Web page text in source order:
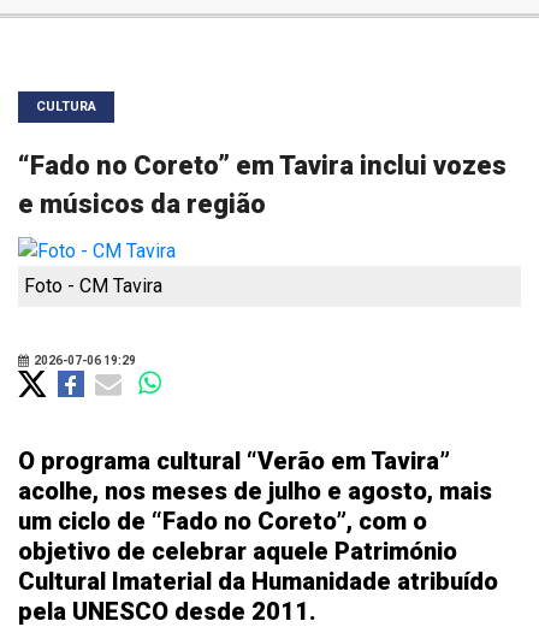
CULTURA
“Fado no Coreto” em Tavira inclui vozes
e músicos da região
Foto - CM Tavira
2026-07-06 19:29
O programa cultural “Verão em Tavira”
acolhe, nos meses de julho e agosto, mais
um ciclo de “Fado no Coreto”, com o
objetivo de celebrar aquele Património
Cultural Imaterial da Humanidade atribuído
pela UNESCO desde 2011.